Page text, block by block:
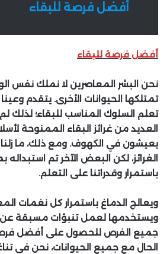
أفضل فرصة للبقاء
أفضل فرصة للبقاء
نحن البشر المعاصرين لا نملك نفس
تمتلكها الحيوانات الأخرى. يتقدم
تعلم السلوك المناسب للبقاء؛ لذلك
العديد من غرائز البقاء الممنوحة
يعيشون في الكهوف. ومع ذلك، ما
الغرائز، لكن البعض الآخر تم استبداله
باستمرار وقدراتنا على التعلم.
ويعالج الدماغ باستمرار كل نغمات
ويستخدمها لعمل تنبؤات مسبقة
جميع الفرص للحصول على أفضل
الحال مع جميع الحيوانات، نحن في